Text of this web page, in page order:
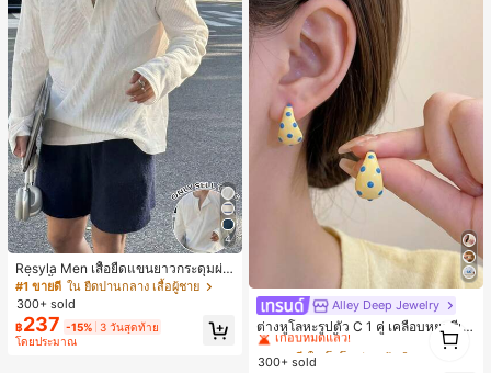
4
Resyla Men เสื้อยืดแขนยาวกระดุมผ่า
ครึ่งสีพื้นอเนกประสงค์ลำลองสำหรับผู้ช
าย
#1 ขายดี ใน ยืดปานกลาง เสื้อผู้ชาย
300+ sold
฿237 -15% 3 วันสุดท้าย
โดยประมาณ
Alley Deep Jewelry
ต่างหูโลหะรูปตัว C 1 คู่ เคลือบหยดสีเห
ลือง ลายจุดสีน้ำเงิน สไตล์ยุโรปและอเม
ริกัน แฟชั่นส่วนตัว หวานและสง่างาม
#1 ขายดี ใน โบโฮ ต่างหูผู้หญิง
เกือบหมดแล้ว!
#1 ขายดี ใน โบโฮ ต่างหูผู้หญิง
เกือบหมดแล้ว!
#1 ขายดี ใน โบโฮ ต่างหูผู้หญิง
เกือบหมดแล้ว!
300+ sold
1